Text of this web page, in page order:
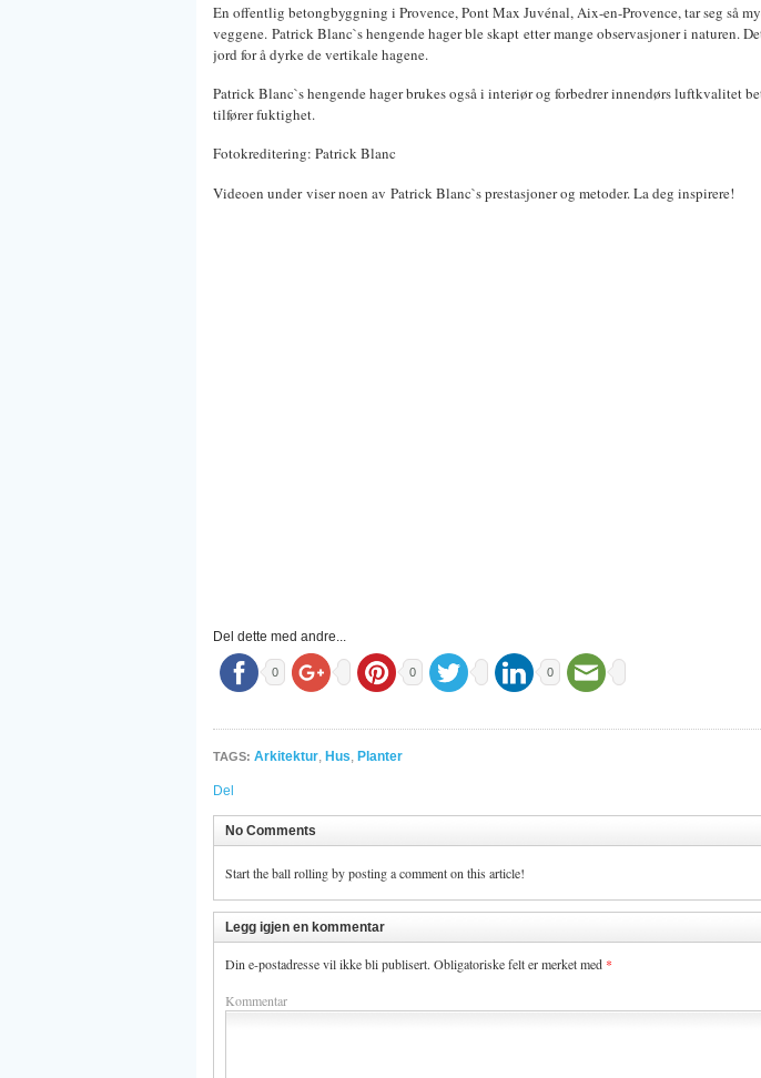
En offentlig betongbyggning i Provence, Pont Max Juvénal, Aix-en-Provence, tar seg så
veggene. Patrick Blanc`s hengende hager ble skapt etter mange observasjoner i naturen.
jord for å dyrke de vertikale hagene.
Patrick Blanc`s hengende hager brukes også i interiør og forbedrer innendørs luftkvalitet
tilfører fuktighet.
Fotokreditering: Patrick Blanc
Videoen under viser noen av Patrick Blanc`s prestasjoner og metoder. La deg inspirere!
Del dette med andre...
0 0 0
TAGS: Arkitektur, Hus, Planter
Del
No Comments
Start the ball rolling by posting a comment on this article!
Legg igjen en kommentar
Din e-postadresse vil ikke bli publisert. Obligatoriske felt er merket med *
Kommentar